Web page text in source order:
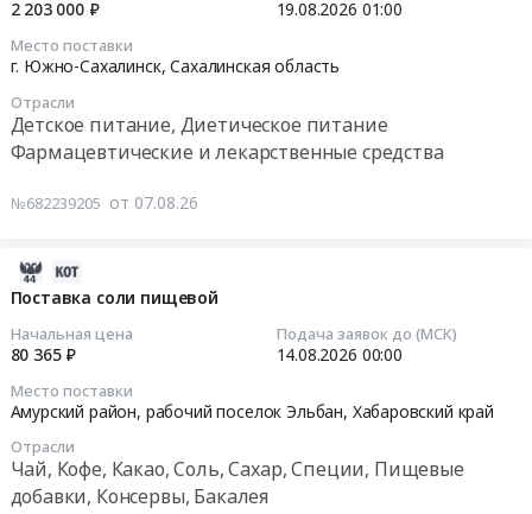
2 203 000 ₽ 19.08.2026 01:00
Место поставки
г. Южно-Сахалинск,Сахалинская область
Отрасли
Детское питание, Диетическое питание
Фармацевтические и лекарственные средства
№682239205 от 07.08.26
Поставка соли пищевой
Начальная цена
80 365 ₽
Подача заявок до (МСК)
14.08.2026 00:00
Место поставки
Амурский район, рабочий поселок Эльбан, Хабаровский край
Отрасли
Чай, Кофе, Какао, Соль, Сахар, Специи, Пищевые
добавки, Консервы, Бакалея